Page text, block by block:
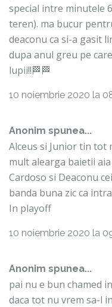
special intre minutele
teren). ma bucur
deaconu ca si-a gasit
dupa anul greu pe
lupii!!🏁🏁
10 noiembrie 2020 la
Anonim spunea...
Alceus si Junior tin tot
mult alearga baietii aia
Cardoso si Deaconu
banda buna zic ca
In playoff
10 noiembrie 2020 la
Anonim spunea...
pai nu e bun chamed
daca tot nu vrem sa-l